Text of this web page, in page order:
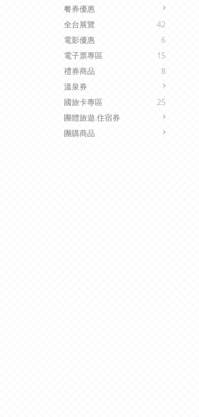
餐券優惠
全台展覽
42
電影優惠
6
電子票專區
15
禮券商品
8
溫泉券
國旅卡專區
25
團體旅遊.住宿券
團購商品